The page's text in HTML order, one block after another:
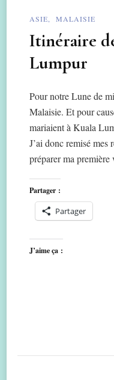
ASIE MALAISIE
Itinéraire
Lumpur
Pour notre Lune de
Malaisie. Et pour
mariaient à Kuala
J’ai donc remisé mes
préparer ma
Partager :
Partager
J’aime ça :